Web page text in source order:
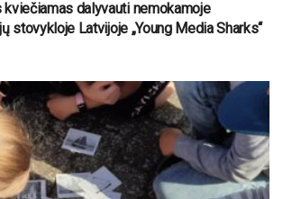
kviečiamas dalyvauti nemokamoje
stovykloje Latvijoje „Young Media Sharks“